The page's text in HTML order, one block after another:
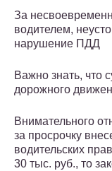
За
водителем,
нарушение ПДД
Важно знать, что
дорожного
Внимательного
за просрочку
водительских
30 тыс. руб., то